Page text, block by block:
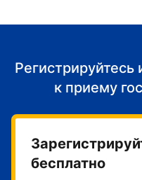
Регистрируйтесь
к приему
бесплатно